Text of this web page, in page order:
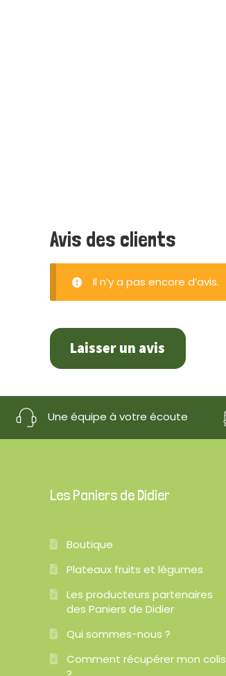
Avis des clients
Il n’y a pas encore d’avis.
Laisser un avis
Une équipe à votre écoute
Les Paniers de Didier
Boutique
Plateaux fruits et légumes
Les producteurs partenaires
des Paniers de Didier
Qui sommes-nous ?
Comment récupérer mon colis